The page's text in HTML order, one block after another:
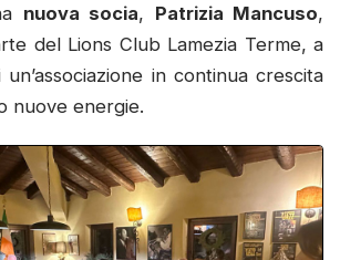
nuova socia, Patrizia Mancuso,
del Lions Club Lamezia Terme, a
in continua crescita
nuove energie.